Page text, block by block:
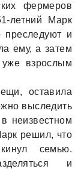
фермеров
летний Марк
и
ему, а затем
взрослым
оставила
выследить
неизвестном
решил, что
семью.
и